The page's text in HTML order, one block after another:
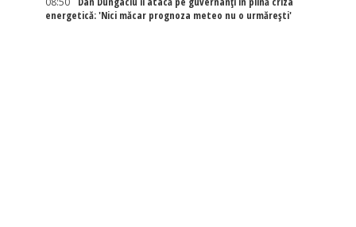
energetică: 'Nici măcar prognoza meteo nu o urmărești'